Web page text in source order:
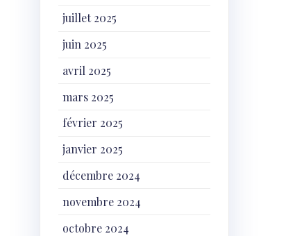
juillet 2025
juin 2025
avril 2025
mars 2025
février 2025
janvier 2025
décembre 2024
novembre 2024
octobre 2024